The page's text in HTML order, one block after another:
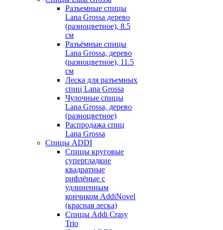
Разъемные спицы
Lana Grossa дерево
(разноцветное), 8.5
см
Разъёмные спицы
Lana Grossa, дерево
(разноцветное), 11.5
см
Леска для разъемных
спиц Lana Grossa
Чулочные спицы
Lana Grossa, дерево
(разноцветное)
Распродажа спиц
Lana Grossa
Спицы ADDI
Спицы круговые
супергладкие
квадратные
рифлёные с
удлиненным
кончиком AddiNovel
(красная леска)
Спицы Addi Crasy
Trio